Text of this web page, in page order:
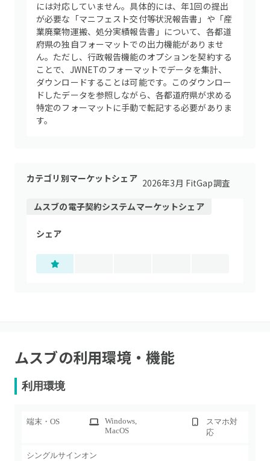
には対応していません。具体的には、年1回の提出
が必要な「マニフェスト交付等状況報告書」や「産
業廃棄物運搬、処分実績報告書」について、各都道
府県の独自フォーマットでの出力機能がありませ
ん。ただし、行政報告機能のオプションを契約する
ことで、JWNETのフォーマットでデータを集計、
ダウンロードすることは可能です。このダウンロー
ドしたデータを参照しながら、各都道府県が求める
特定のフォーマットに手動で転記する必要がありま
す。
カテゴリ別マーケットシェア 2026年3月 FitGap調査
ムスブの電子契約システムマーケットシェア
シェア
ムスブの利用環境・機能
利用環境
端末・OS Windows,
MacOS
スマホ対
応
シングルサインオン